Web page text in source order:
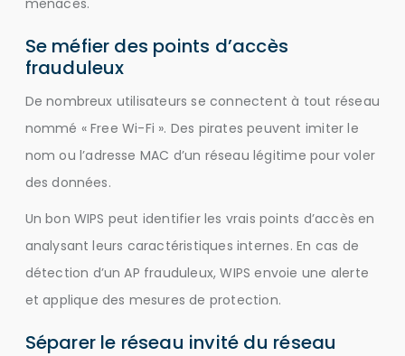
menaces.
Se méfier des points d’accès
frauduleux
De nombreux utilisateurs se connectent à tout réseau
nommé « Free Wi-Fi ». Des pirates peuvent imiter le
nom ou l’adresse MAC d’un réseau légitime pour voler
des données.
Un bon WIPS peut identifier les vrais points d’accès en
analysant leurs caractéristiques internes. En cas de
détection d’un AP frauduleux, WIPS envoie une alerte
et applique des mesures de protection.
Séparer le réseau invité du réseau